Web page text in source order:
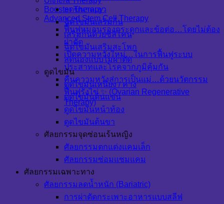
Booster Therapy
Advanced Stem Cell Therapy
ฟื้นฟูหมอนรองกระดูกและข้อต่อ…โดยไม่ต้อง
ผ่าตัด
เปิดความหวังใหม่…ในการฟื้นฟูระบบ
ประสาทและโรคจากภูมิคุ้มกัน
คืนความหวังสู่การเป็นแม่…ด้วยนวัตกรรม
ฟื้นฟูรังไข่ ✨ (Ovarian Regenerative
Therapy)
ลดขนาดเอว
ฉีดไขมันเสริมก้น
เสริมก้นด้วยซิลิโคน
ฉีดไขมันเสริมสะโพก
ลดน่องแบบไม่ผ่าตัด
ดูดไขมัน
ดูดไขมันเหนียง / คาง
ดูดไขมันต้นแขน
ดูดไขมันหน้าท้อง
ดูดไขมันต้นขา
ศัลยกรรมจุดซ่อนเร้นหญิง
ศัลยกรรมตกแต่งแคมเล็ก
ศัลยกรรมซ่อมแซมแคม
ศัลยกรรมเฉพาะทาง
ศัลยกรรมลดน้ำหนัก (Bariatric)
การผ่าตัดกระเพาะอาหารแบบสลีฟ